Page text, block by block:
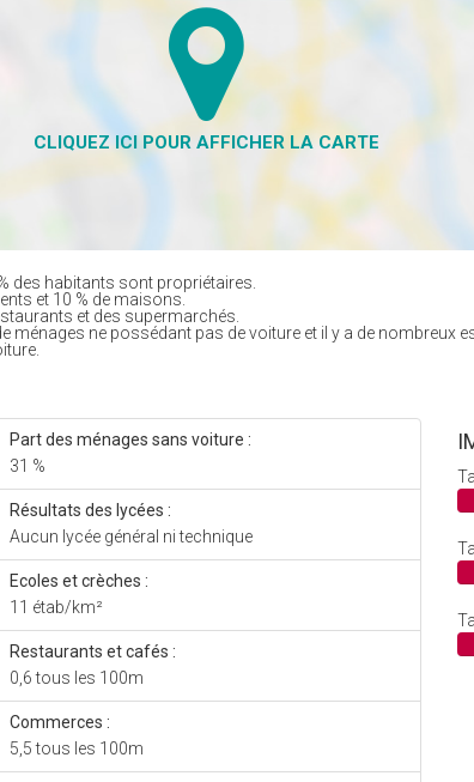
des habitants sont propriétaires.
et 10 % de maisons.
et des supermarchés.
ménages ne possédant pas de voiture et il y a de nombreux
Part des ménages sans voiture :
31 %
Résultats des lycées :
Aucun lycée général ni technique
Ecoles et crèches :
11 étab/km²
Restaurants et cafés :
0,6 tous les 100m
Commerces :
5,5 tous les 100m